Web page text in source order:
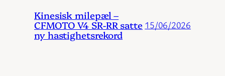
Kinesisk milepæl –
CFMOTO V4 SR-RR satte
ny hastighetsrekord
15/06/2026